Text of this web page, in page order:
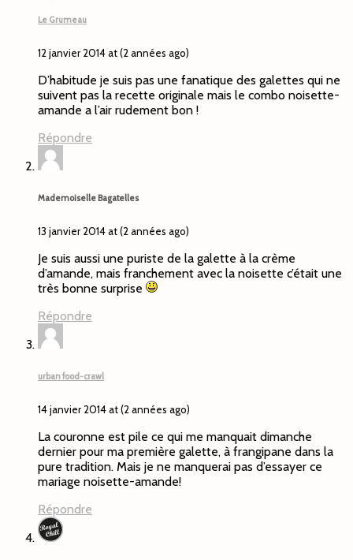
Le Grumeau
12 janvier 2014 at (2 années ago)
D’habitude je suis pas une fanatique des galettes qui ne
suivent pas la recette originale mais le combo noisette-
amande a l’air rudement bon !
Répondre
Mademoiselle Bagatelles
13 janvier 2014 at (2 années ago)
Je suis aussi une puriste de la galette à la crème
d’amande, mais franchement avec la noisette c’était une
très bonne surprise
Répondre
urban food-crawl
14 janvier 2014 at (2 années ago)
La couronne est pile ce qui me manquait dimanche
dernier pour ma première galette, à frangipane dans la
pure tradition. Mais je ne manquerai pas d’essayer ce
mariage noisette-amande!
Répondre